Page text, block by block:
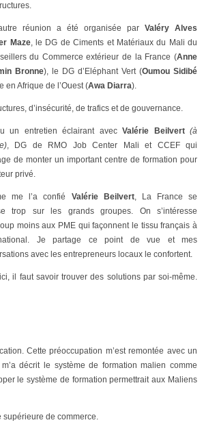
réunion a été organisée par Valéry Alves
Maze, le DG de Ciments et Matériaux du Mali du
du Commerce extérieur de la France (Anne
Bronne), le DG d’Eléphant Vert (Oumou Sidibé
en Afrique de l’Ouest (Awa Diarra).
d’insécurité, de trafics et de gouvernance.
un entretien éclairant avec Valérie Beilvert (à
, DG de RMO Job Center Mali et CCEF qui
de monter un important centre de formation pour
privé.
me l’a confié Valérie Beilvert, La France se
trop sur les grands groupes. On s’intéresse
moins aux PME qui façonnent le tissu français à
Je partage ce point de vue et mes
avec les entrepreneurs locaux le confortent.
il faut savoir trouver des solutions par soi-même.
Cette préoccupation m’est remontée avec un
décrit le système de formation malien comme
le système de formation permettrait aux Maliens
de commerce.